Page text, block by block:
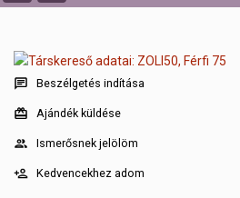
Beszélgetés indítása
Ajándék küldése
Ismerősnek jelölöm
Kedvencekhez adom